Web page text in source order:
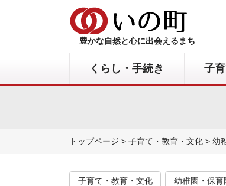
豊かな自然と心に出会えるまち
くらし・手続き 子
トップページ > 子育て・教育・文化 > 幼
子育て・教育・文化 幼稚園・保育